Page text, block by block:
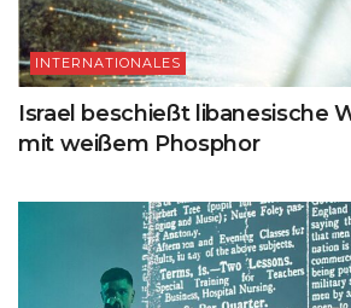
INTERNATIONALES
Israel beschießt libanesische
mit weißem Phosphor